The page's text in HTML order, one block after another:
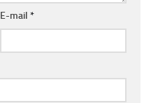
E-mail *